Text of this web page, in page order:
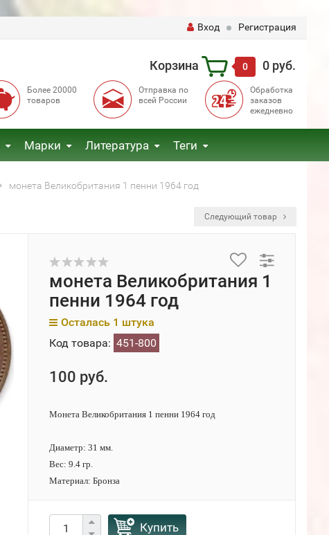
Вход Регистрация
Корзина 0 0 руб.
Более 20000
товаров
Отправка по
всей России
Обработка
заказов
ежедневно
Марки Литература Теги
монета Великобритания 1 пенни 1964 год
Следующий товар
монета Великобритания 1
пенни 1964 год
Осталась 1 штука
Код товара: 451-800
100 руб.
Монета Великобритания 1 пенни 1964 год
Диаметр: 31 мм.
Вес: 9.4 гр.
Материал: Бронза
Купить